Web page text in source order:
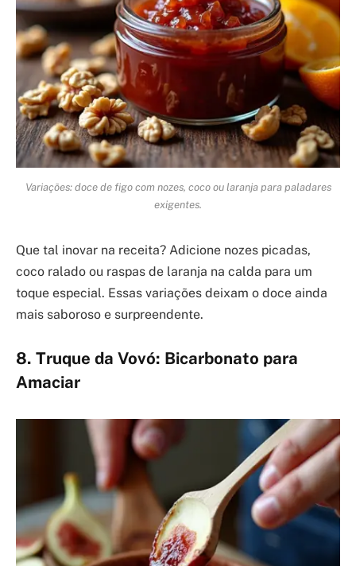
Variações: doce de figo com nozes, coco ou laranja para paladares
exigentes.
Que tal inovar na receita? Adicione nozes picadas,
coco ralado ou raspas de laranja na calda para um
toque especial. Essas variações deixam o doce ainda
mais saboroso e surpreendente.
8. Truque da Vovó: Bicarbonato para
Amaciar